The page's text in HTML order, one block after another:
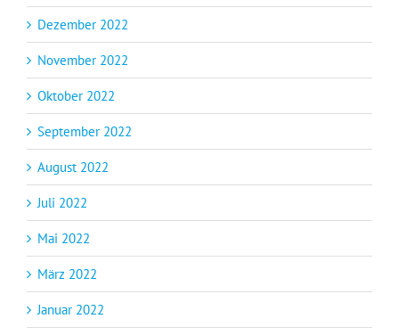
Dezember 2022
November 2022
Oktober 2022
September 2022
August 2022
Juli 2022
Mai 2022
März 2022
Januar 2022